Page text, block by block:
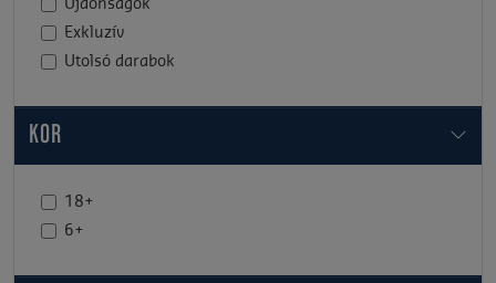
Újdonságok
Exkluzív
Utolsó darabok
KOR
18+
6+